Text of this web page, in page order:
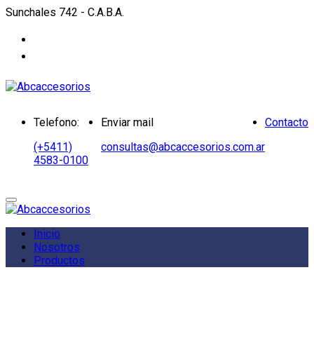
Sunchales 742 - C.A.B.A.
Telefono:
(+5411)
4583-0100
Enviar mail
consultas@abcaccesorios.com.ar
Contacto
Inicio
Nosotros
Productos